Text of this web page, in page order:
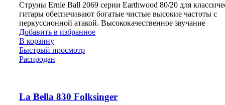
Струны Ernie Ball 2069 серии Earthwood 80/20 для
гитары обеспечивают богатые чистые высокие частоты с
перкуссионной атакой. Высококачественное звучание
Добавить в избранное
В корзину
Быстрый просмотр
Распродан
La Bella 830 Folksinger